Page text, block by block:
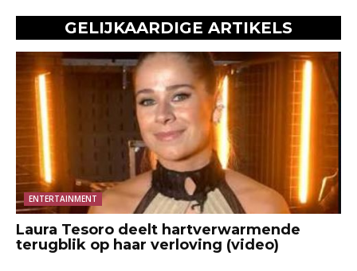
GELIJKAARDIGE ARTIKELS
ENTERTAINMENT
Laura Tesoro deelt hartverwarmende
terugblik op haar verloving (video)